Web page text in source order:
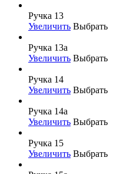
Ручка 13
Увеличить Выбрать
Ручка 13а
Увеличить Выбрать
Ручка 14
Увеличить Выбрать
Ручка 14а
Увеличить Выбрать
Ручка 15
Увеличить Выбрать